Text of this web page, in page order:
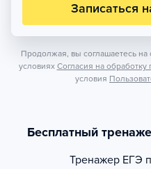
Записаться
Продолжая, вы соглашаетесь
условиях Согласия на
условия
Бесплатный
Тренажер ЕГЭ